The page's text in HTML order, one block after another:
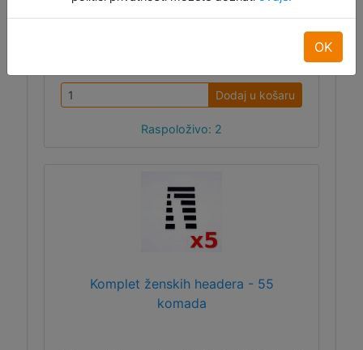
Dodaj u košaru
Raspoloživo: 2
Komplet ženskih headera - 55
komada
OK